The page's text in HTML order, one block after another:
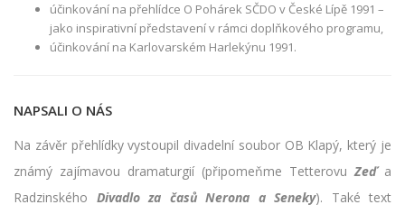
účinkování na přehlídce O Pohárek SČDO v České Lípě 1991 –
jako inspirativní představení v rámci doplňkového programu,
účinkování na Karlovarském Harlekýnu 1991.
NAPSALI O NÁS
Na závěr přehlídky vystoupil divadelní soubor OB Klapý, který je
známý zajímavou dramaturgií (připomeňme TetterovuZeďa
Radzinského Divadlo za časů Nerona a Seneky). Také text